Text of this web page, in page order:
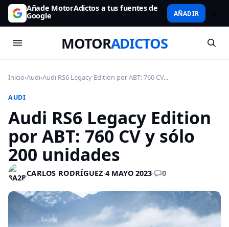
Añade MotorAdictos a tus fuentes de
Google AÑADIR
MOTORADICTOS
Inicio›Audi›Audi RS6 Legacy Edition por ABT: 760 CV...
AUDI
Audi RS6 Legacy Edition
por ABT: 760 CV y sólo
200 unidades
CARLOS RODRÍGUEZ·4 MAYO 2023· 0